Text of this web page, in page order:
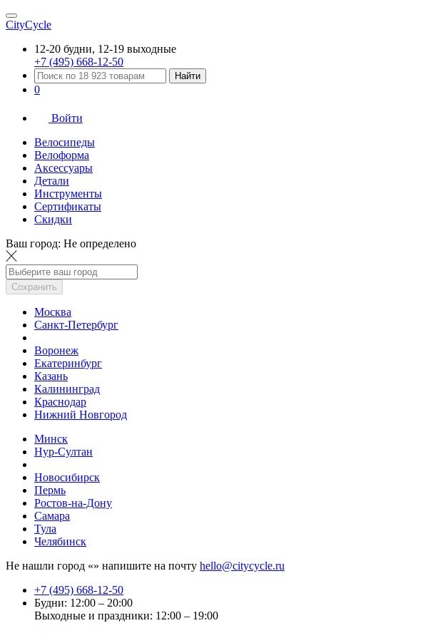
CityCycle
12-20 будни, 12-19 выходные
+7 (495) 668-12-50
Найти
0
Войти
Велосипеды
Велоформа
Аксессуары
Детали
Инструменты
Сертификаты
Скидки
Ваш город: Не определено
Сохранить
Москва
Санкт-Петербург
Воронеж
Екатеринбург
Казань
Калининград
Краснодар
Нижний Новгород
Минск
Нур-Султан
Новосибирск
Пермь
Ростов-на-Дону
Самара
Тула
Челябинск
Не нашли город «» напишите на почту hello@citycycle.ru
+7 (495) 668-12-50
Будни: 12:00 – 20:00
Выходные и праздники: 12:00 – 19:00